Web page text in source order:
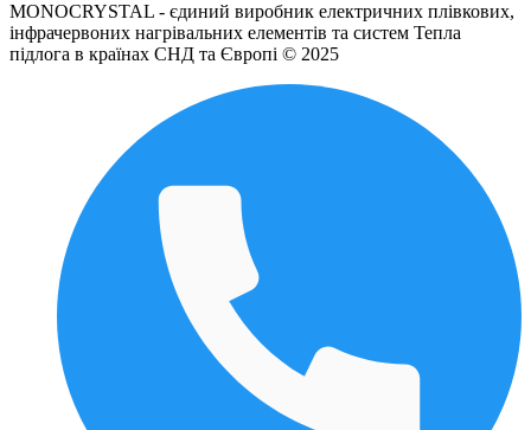
MONOCRYSTAL - єдиний виробник електричних плівкових,
інфрачервоних нагрівальних елементів та систем Тепла
підлога в країнах СНД та Європі © 2025